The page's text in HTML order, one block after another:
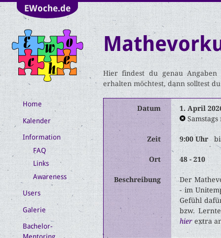
EWoche.de
Home
Kalender
Information
FAQ
Links
Awareness
Users
Galerie
Bachelor-
Hier findest du genau Angaben
erhalten möchtest, dann solltest
Datum
1. April
Zeit 9:00 Uhr
Ort 48 - 210
Beschreibung
Der
- im
Gefühl
bzw.
hier extra